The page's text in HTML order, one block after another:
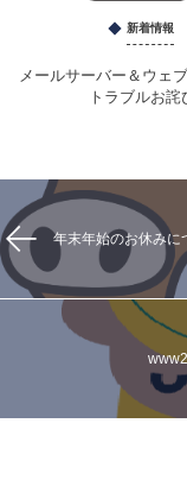
新着情報
メールサーバー＆ウェ
トラブルお詫
年末年始のお休みに